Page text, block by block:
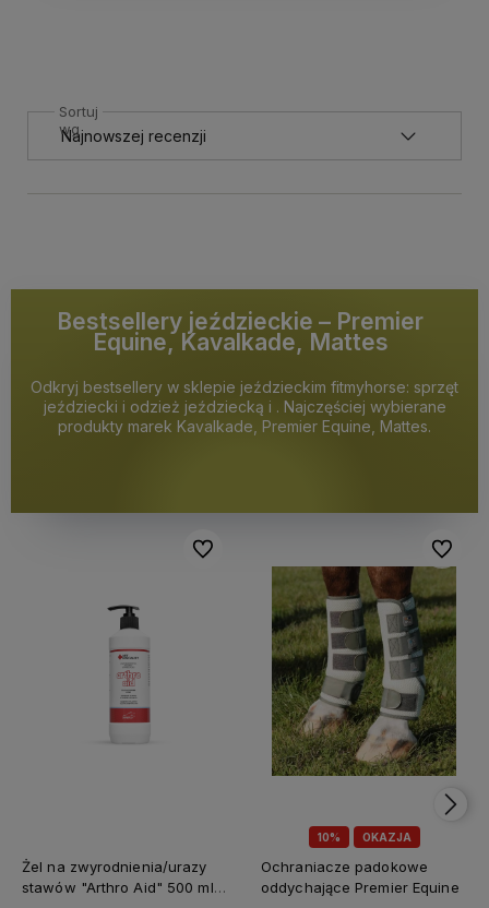
Sortuj
wg
Bestsellery jeździeckie – Premier
Equine, Kavalkade, Mattes
Odkryj bestsellery w sklepie jeździeckim fitmyhorse: sprzęt
jeździecki i odzież jeździecką i . Najczęściej wybierane
produkty marek Kavalkade, Premier Equine, Mattes.
Żel na zwyrodnienia/urazy
stawów "Arthro Aid" 500 ml
Do ulubionych
10% OKAZJA
Ochraniacze padokowe
oddychające Premier Equine
Do